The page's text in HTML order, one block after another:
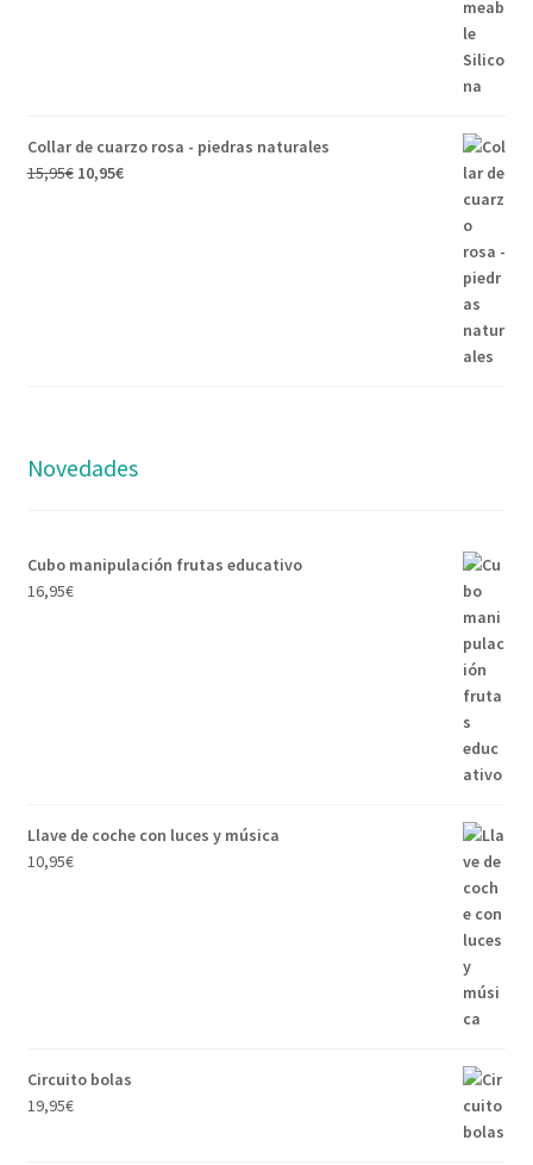
Collar de cuarzo rosa - piedras naturales
15,95€ 10,95€
Novedades
Cubo manipulación frutas educativo
16,95€
Llave de coche con luces y música
10,95€
Circuito bolas
19,95€